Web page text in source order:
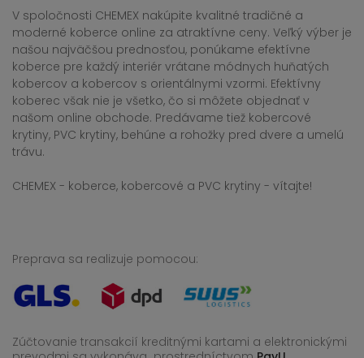
V spoločnosti CHEMEX nakúpite kvalitné tradičné a
moderné koberce online za atraktívne ceny. Veľký výber je
našou najväčšou prednosťou, ponúkame efektívne
koberce pre každý interiér vrátane módnych huňatých
kobercov a kobercov s orientálnymi vzormi. Efektívny
koberec však nie je všetko, čo si môžete objednať v
našom online obchode. Predávame tiež kobercové
krytiny, PVC krytiny, behúne a rohožky pred dvere a umelú
trávu.
CHEMEX - koberce, kobercové a PVC krytiny - vítajte!
Preprava sa realizuje pomocou:
Zúčtovanie transakcií kreditnými kartami a elektronickými